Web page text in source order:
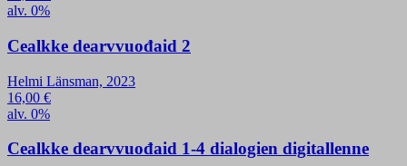
alv. 0%
Cealkke dearvvuođaid 2
Helmi Länsman, 2023
16,00 €
alv. 0%
Cealkke dearvvuođaid 1-4 dialogien digitallenne